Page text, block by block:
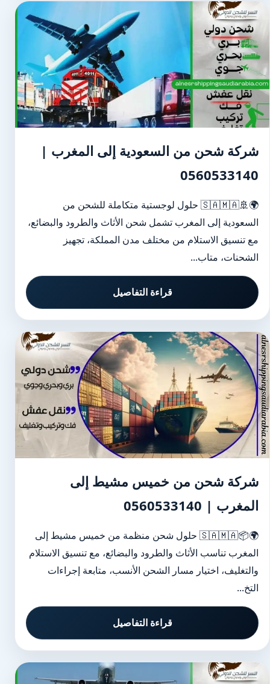
شركة شحن من السعودية إلى المغرب |
0560533140
🌍🚢🇸🇦🇲🇦 حلول لوجستية متكاملة للشحن من
السعودية إلى المغرب تشمل شحن الأثاث والطرود والبضائع،
مع تنسيق الاستلام من مختلف مدن المملكة، تجهيز
الشحنات، متاب...
قراءة التفاصيل
شركة شحن من خميس مشيط إلى
المغرب | 0560533140
🌍📦🇸🇦🇲🇦 حلول شحن منظمة من خميس مشيط إلى
المغرب تناسب الأثاث والطرود والبضائع، مع تنسيق الاستلام
والتغليف، اختيار مسار الشحن الأنسب، متابعة إجراءات
التخ...
قراءة التفاصيل